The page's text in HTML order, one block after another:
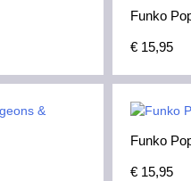
Funko
€ 15,95
Funko
€ 15,95